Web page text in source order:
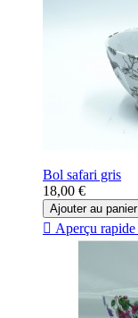
Bol safari gris
18,00 €
Ajouter au panier
 Aperçu rapide